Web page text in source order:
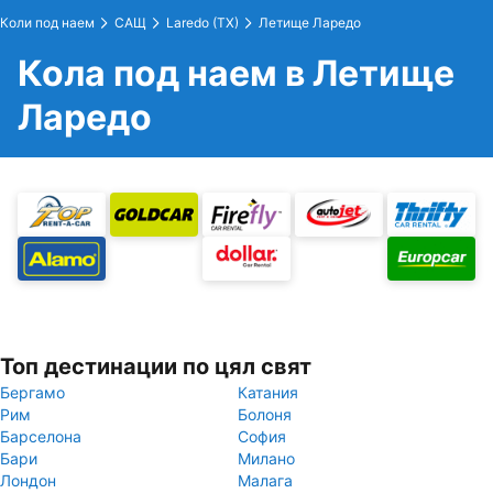
Коли под наем САЩ Laredo (TX) Летище Ларедо
Кола под наем в Летище
Ларедо
Топ дестинации по цял свят
Бергамо
Катания
Рим
Болоня
Барселона
София
Бари
Милано
Лондон
Малага